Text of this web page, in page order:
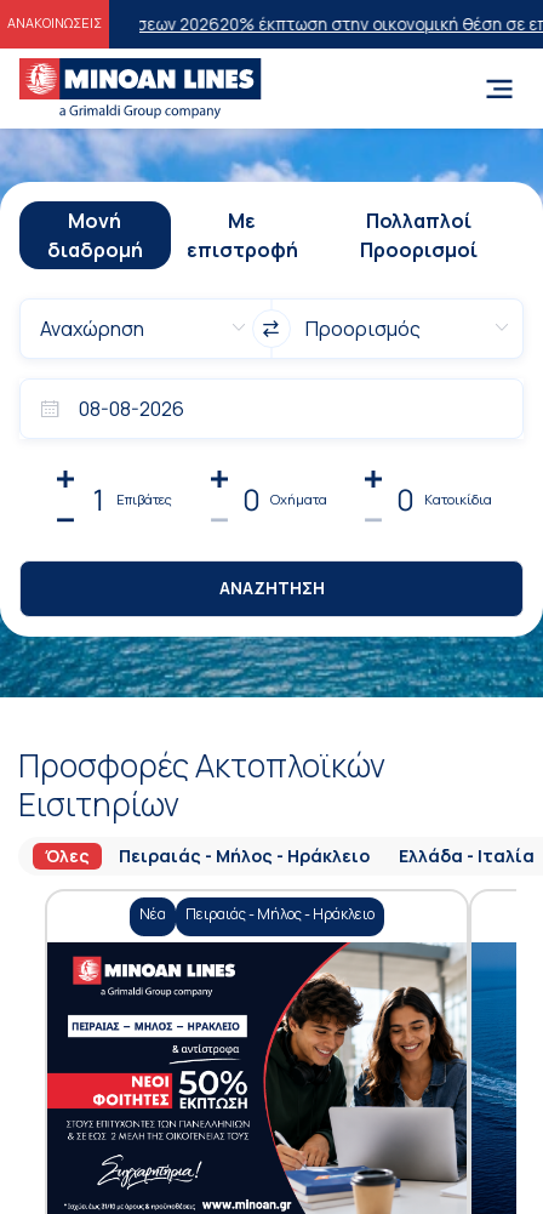
ΑΝΑΚΟΙΝΩΣΕΙΣ
2026 20% έκπτωση στην οικονομική θέση σε επιλεγμένα
Μονή
διαδρομή
Με
επιστροφή
Πολλαπλοί
Προορισμοί
1 Επιβάτες 0 Οχήματα 0 Κατοικίδια
ΑΝΑΖΗΤΗΣΗ
Προσφορές Ακτοπλοϊκών
Εισιτηρίων
Όλες Πειραιάς - Μήλος - Ηράκλειο Ελλάδα - Ιταλία
Νέα Πειραιάς - Μήλος - Ηράκλειο